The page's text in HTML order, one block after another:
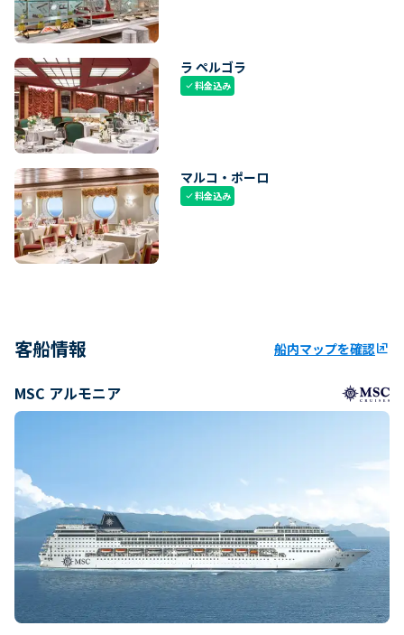
ラ ペルゴラ
check料金込み
マルコ・ポーロ
check料金込み
客船情報 船内マップを確認ungroup
MSC アルモニア